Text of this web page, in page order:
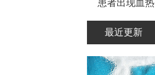
患者出现血
最近更新